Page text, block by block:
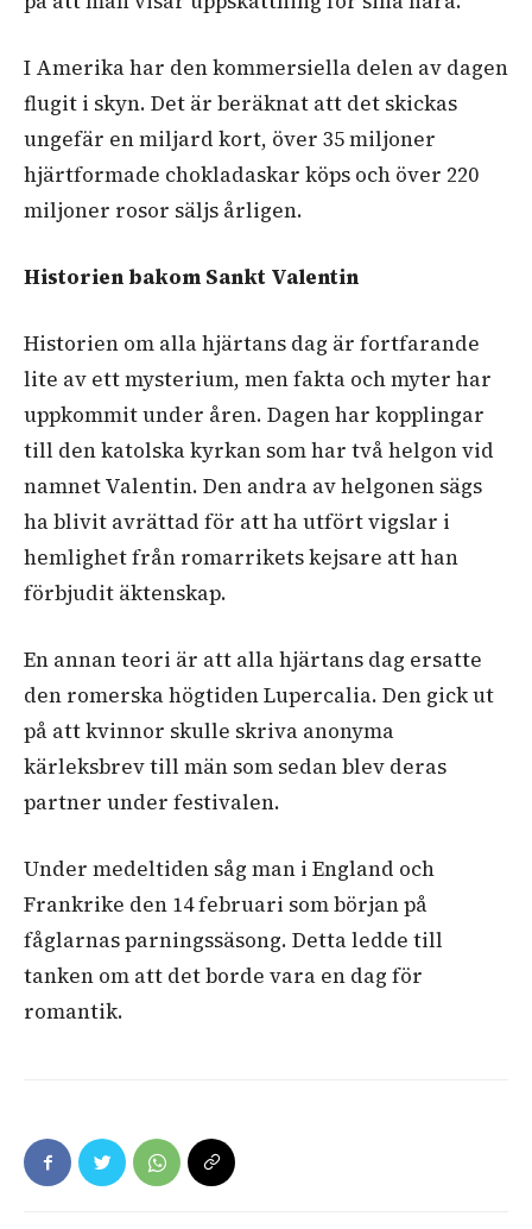
I Amerika har den kommersiella delen av dagen
flugit i skyn. Det är beräknat att det skickas
ungefär en miljard kort, över 35 miljoner
hjärtformade chokladaskar köps och över 220
miljoner rosor säljs årligen.
Historien bakom Sankt Valentin
Historien om alla hjärtans dag är fortfarande
lite av ett mysterium, men fakta och myter har
uppkommit under åren. Dagen har kopplingar
till den katolska kyrkan som har två helgon vid
namnet Valentin. Den andra av helgonen sägs
ha blivit avrättad för att ha utfört vigslar i
hemlighet från romarrikets kejsare att han
förbjudit äktenskap.
En annan teori är att alla hjärtans dag ersatte
den romerska högtiden Lupercalia. Den gick ut
på att kvinnor skulle skriva anonyma
kärleksbrev till män som sedan blev deras
partner under festivalen.
Under medeltiden såg man i England och
Frankrike den 14 februari som början på
fåglarnas parningssäsong. Detta ledde till
tanken om att det borde vara en dag för
romantik.